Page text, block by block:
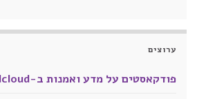
ערוצים
פודקאסטים על מדע ואמנות ב-soundcloud